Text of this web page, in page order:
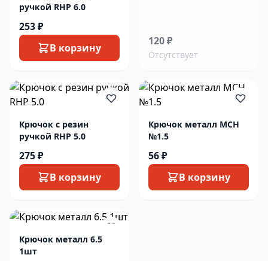
ручкой RHP 6.0
253 ₽
В корзину
120 ₽
Отсутствует
Крючок c резин
ручкой RHP 5.0
275 ₽
В корзину
Крючок металл MCH
№1.5
56 ₽
В корзину
Крючок металл 6.5
1шт